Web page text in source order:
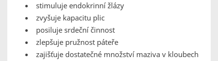
stimuluje endokrinní žlázy
zvyšuje kapacitu plic
posiluje srdeční činnost
zlepšuje pružnost páteře
zajišťuje dostatečné množství maziva v kloubech